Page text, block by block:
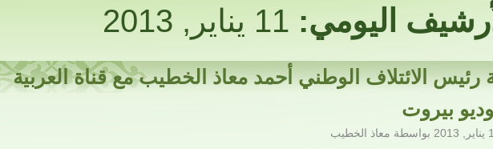
اليومي: 11 يناير, 2013
رئيس الائتلاف الوطني أحمد معاذ الخطيب مع قناة العربية
بيروت
بواسطة معاذ الخطيب